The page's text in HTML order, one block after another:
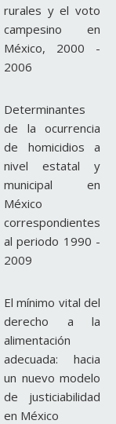
rurales y el voto
campesino en
México, 2000 -
2006
Determinantes
de la ocurrencia
de homicidios a
nivel estatal y
municipal en
México
correspondientes
al periodo 1990 -
2009
El mínimo vital del
derecho a la
alimentación
adecuada: hacia
un nuevo modelo
de justiciabilidad
en México